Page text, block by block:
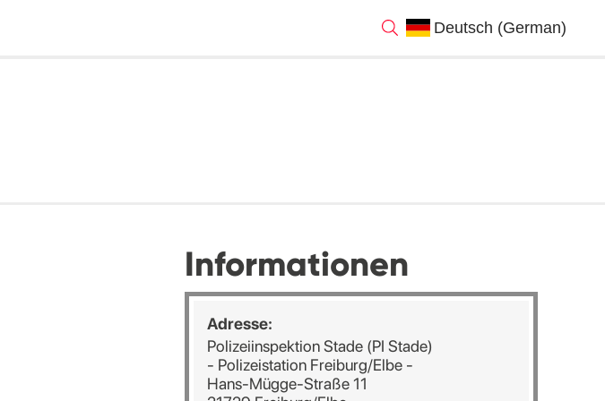
Informationen
Adresse:
Polizeiinspektion Stade (PI Stade)
- Polizeistation Freiburg/Elbe -
Hans-Mügge-Straße 11